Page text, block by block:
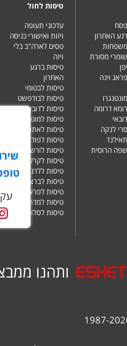
האחרון
מסורת
וינה
דרומה
לנקה
הרוסית
טיסות לחול
עדכוני תעופה
ויזות ואישורי כניסה
טסים לארה"ב בלי
ויזה
טיסות ברגע
האחרון
טיסות לבטומי
טיסות לבודפשט
טיסות לדובאי
טיסות למונטנגרו
טיסות לאתונה
טיסות לפודגוריצה
טיסות לורשה
טיסות לקרקוב
טיסות ללרנקה
טיסות לברצלונה
טיסות לפראג
טיסות למדריד
טיסות לסלוניקי
ותהנו